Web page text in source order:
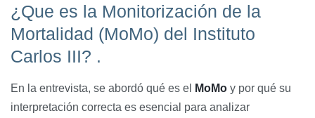
¿Que es la Monitorización de la
Mortalidad (MoMo) del Instituto
Carlos III? .
En la entrevista, se abordó qué es el MoMo y por qué su
interpretación correcta es esencial para analizar